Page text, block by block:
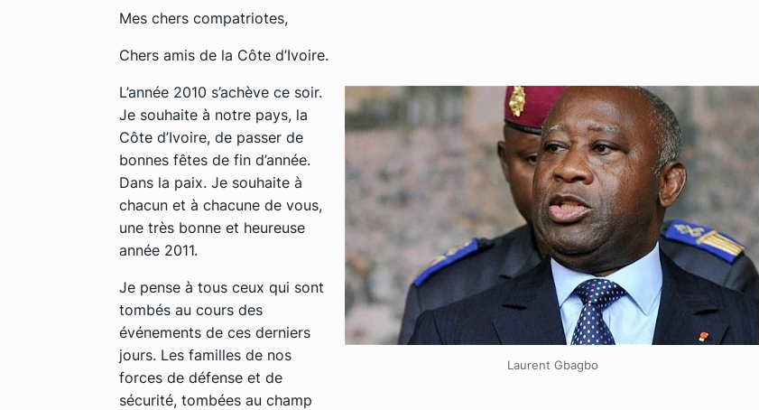
Mes chers compatriotes,
Chers amis de la Côte d’Ivoire.
Laurent Gbagbo
L’année 2010 s’achève ce soir.
Je souhaite à notre pays, la
Côte d’Ivoire, de passer de
bonnes fêtes de fin d’année.
Dans la paix. Je souhaite à
chacun et à chacune de vous,
une très bonne et heureuse
année 2011.
Je pense à tous ceux qui sont
tombés au cours des
événements de ces derniers
jours. Les familles de nos
forces de défense et de
sécurité, tombées au champ